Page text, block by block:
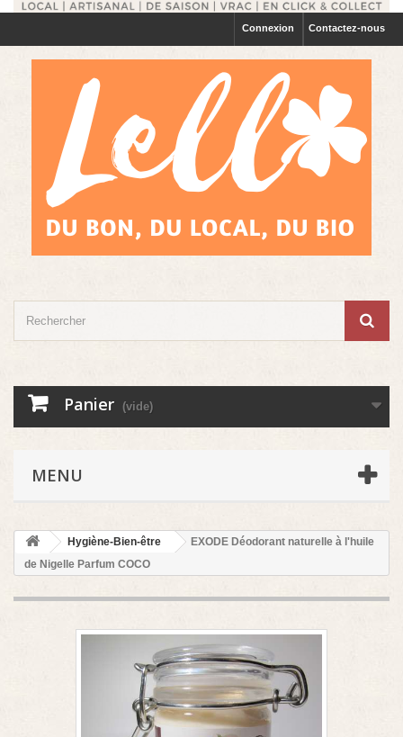
Contactez-nous
Connexion
Panier (vide)
MENU
Hygiène-Bien-être
EXODE Déodorant naturelle à l'huile
de Nigelle Parfum COCO